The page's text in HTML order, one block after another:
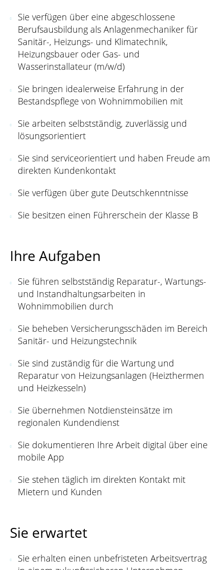
Sie verfügen über eine abgeschlossene
Berufsausbildung als Anlagenmechaniker für
Sanitär-, Heizungs- und Klimatechnik,
Heizungsbauer oder Gas- und
Wasserinstallateur (m/w/d)
Sie bringen idealerweise Erfahrung in der
Bestandspflege von Wohnimmobilien mit
Sie arbeiten selbstständig, zuverlässig und
lösungsorientiert
Sie sind serviceorientiert und haben Freude am
direkten Kundenkontakt
Sie verfügen über gute Deutschkenntnisse
Sie besitzen einen Führerschein der Klasse B
Ihre Aufgaben
Sie führen selbstständig Reparatur-, Wartungs-
und Instandhaltungsarbeiten in
Wohnimmobilien durch
Sie beheben Versicherungsschäden im Bereich
Sanitär- und Heizungstechnik
Sie sind zuständig für die Wartung und
Reparatur von Heizungsanlagen (Heizthermen
und Heizkesseln)
Sie übernehmen Notdiensteinsätze im
regionalen Kundendienst
Sie dokumentieren Ihre Arbeit digital über eine
mobile App
Sie stehen täglich im direkten Kontakt mit
Mietern und Kunden
Sie erwartet
Sie erhalten einen unbefristeten Arbeitsvertrag